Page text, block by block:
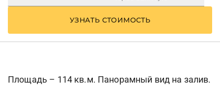
УЗНАТЬ СТОИМОСТЬ
Площадь – 114 кв.м. Панорамный вид на залив.